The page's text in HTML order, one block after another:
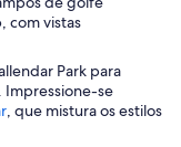
a
n
l
a
com vistas
Park para
Impressione-se
A, que mistura os estilos